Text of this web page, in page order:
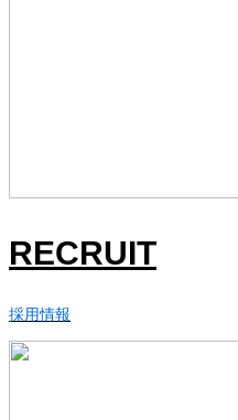
RECRUIT
採用情報